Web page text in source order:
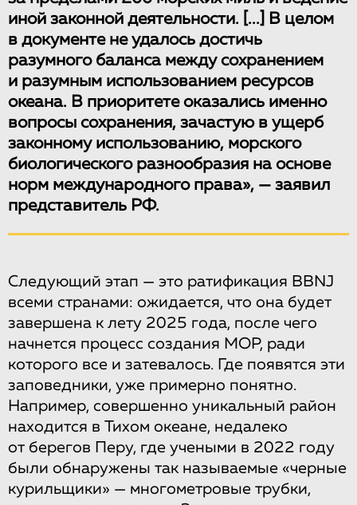
иной законной деятельности. [...] В целом
в документе не удалось достичь
разумного баланса между сохранением
и разумным использованием ресурсов
океана. В приоритете оказались именно
вопросы сохранения, зачастую в ущерб
законному использованию, морского
биологического разнообразия на основе
норм международного права», — заявил
представитель РФ.
Следующий этап — это ратификация BBNJ
всеми странами: ожидается, что она будет
завершена к лету 2025 года, после чего
начнется процесс создания МОР, ради
которого все и затевалось. Где появятся эти
заповедники, уже примерно понятно.
Например, совершенно уникальный район
находится в Тихом океане, недалеко
от берегов Перу, где учеными в 2022 году
были обнаружены так называемые «черные
курильщики» — многометровые трубки,